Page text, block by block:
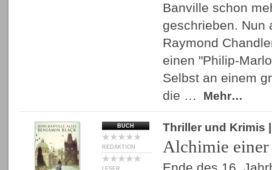
Banville schon
geschrieben. Nun
Raymond
einen "Philip-
Selbst an einem
die …
Mehr…
BUCH
REDAKTION
LESER
Thriller und Krimis
Alchimie